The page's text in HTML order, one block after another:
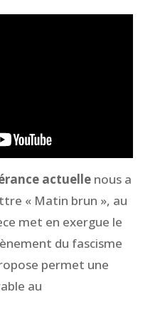
actuellenous a
« Matin brun », au
met en exergue le
du fascisme
permet une
au